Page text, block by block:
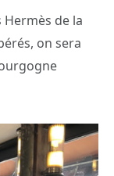
de la
on sera